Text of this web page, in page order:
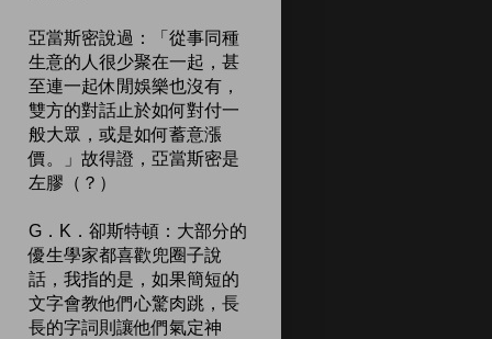
亞當斯密說過：「從事同種
生意的人很少聚在一起，甚
至連一起休閒娛樂也沒有，
雙方的對話止於如何對付一
般大眾，或是如何蓄意漲
價。」故得證，亞當斯密是
左膠（？）
G．K．卻斯特頓：大部分的
優生學家都喜歡兜圈子說
話，我指的是，如果簡短的
文字會教他們心驚肉跳，長
長的字詞則讓他們氣定神